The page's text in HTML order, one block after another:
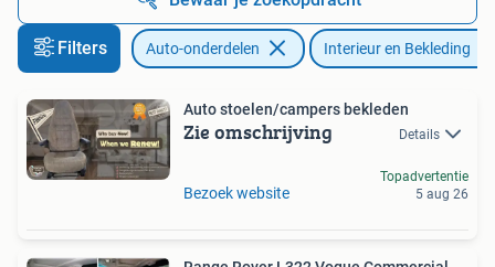
Filters Auto-onderdelen Interieur en Bekleding
Auto stoelen/campers bekleden
Zie omschrijving Details
Bezoek website
Topadvertentie
5 aug 26